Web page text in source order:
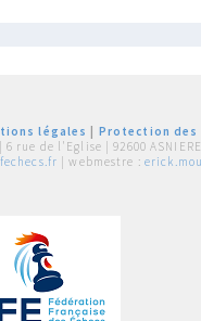
légales
Protection des
6 rue de l'Eglise | 92600
| webmestre :